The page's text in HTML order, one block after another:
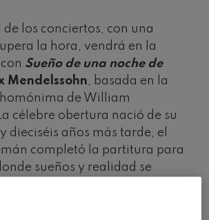
de los conciertos, con una
la hora, vendrá en la
Sueño de una noche de
Mendelssohn, basada en la
de William
célebre obertura nació de su
dieciséis años más tarde, el
completó la partitura para
sueños y realidad se